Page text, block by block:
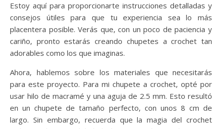
Estoy aquí para proporcionarte instrucciones detalladas y
consejos útiles para que tu experiencia sea lo más
placentera posible. Verás que, con un poco de paciencia y
cariño, pronto estarás creando chupetes a crochet tan
adorables como los que imaginas.
Ahora, hablemos sobre los materiales que necesitarás
para este proyecto. Para mi chupete a crochet, opté por
usar hilo de macramé y una aguja de 2.5 mm. Esto resultó
en un chupete de tamaño perfecto, con unos 8 cm de
largo. Sin embargo, recuerda que la magia del crochet